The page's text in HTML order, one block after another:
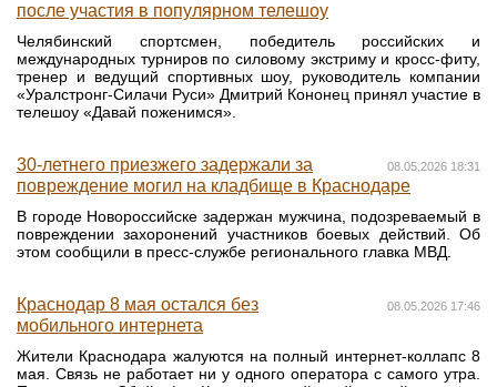
после участия в популярном телешоу
Челябинский спортсмен, победитель российских и
международных турниров по силовому экстриму и кросс-фиту,
тренер и ведущий спортивных шоу, руководитель компании
«Уралстронг-Силачи Руси» Дмитрий Кононец принял участие в
телешоу «Давай поженимся».
08.05.2026 18:31
30-летнего приезжего задержали за
повреждение могил на кладбище в Краснодаре
В городе Новороссийске задержан мужчина, подозреваемый в
повреждении захоронений участников боевых действий. Об
этом сообщили в пресс-службе регионального главка МВД.
08.05.2026 17:46
Краснодар 8 мая остался без
мобильного интернета
Жители Краснодара жалуются на полный интернет-коллапс 8
мая. Связь не работает ни у одного оператора с самого утра.